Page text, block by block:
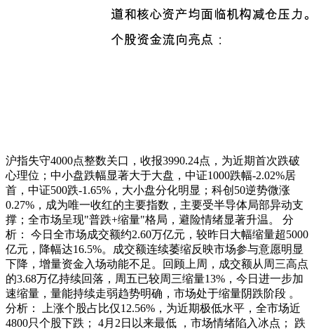
沪指失守4000点整数关口，收报3990.24点，为近期首次跌破
心理位；中小盘跌幅显著大于大盘，中证1000跌幅-2.02%居
首，中证500跌-1.65%，大小盘分化明显；科创50逆势微涨
0.27%，成为唯一收红的主要指数，主要受半导体局部异动支
撑；全市场呈现"普跌+缩量"格局，避险情绪显著升温。 分
析： 今日全市场成交额约2.60万亿元，较昨日大幅缩量超5000
亿元，降幅达16.5%。成交额连续萎缩反映市场参与意愿明显
下降，增量资金入场动能不足。回顾上周，成交额从周三高点
的3.68万亿持续回落，周五已较周三缩量13%，今日进一步加
速缩量，量能持续走弱趋势明确，市场处于缩量阴跌阶段 。
分析： 上涨个股占比仅12.56%，为近期极低水平，全市场近
4800只个股下跌； 4月2日以来最低 ，市场情绪陷入冰点； 跌